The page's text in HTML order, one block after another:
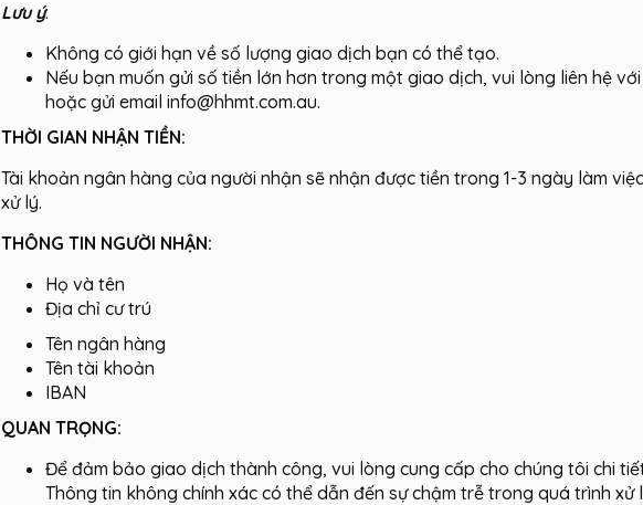
Lưu ý:
Không có giới hạn về số lượng giao dịch bạn có thể tạo.
Nếu bạn muốn gửi số tiền lớn hơn trong một giao dịch, vui lòng liên hệ
hoặc gửi email info@hhmt.com.au.
THỜI GIAN NHẬN TIỀN:
Tài khoản ngân hàng của người nhận sẽ nhận được tiền trong 1-3 ngày làm
xử lý.
THÔNG TIN NGƯỜI NHẬN:
Họ và tên
Địa chỉ cư trú
Tên ngân hàng
Tên tài khoản
IBAN
QUAN TRỌNG:
Để đảm bảo giao dịch thành công, vui lòng cung cấp cho chúng tôi chi
Thông tin không chính xác có thể dẫn đến sự chậm trễ trong quá trình xử